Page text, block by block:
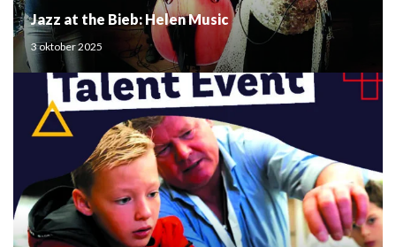
Jazz at the Bieb: Helen Music
3 oktober 2025